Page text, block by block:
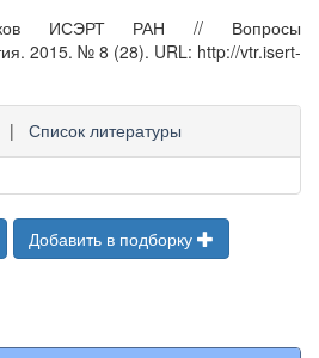
ИСЭРТ РАН // Вопросы
2015. № 8 (28). URL: http://vtr.isert-
| Список литературы
Добавить в подборку